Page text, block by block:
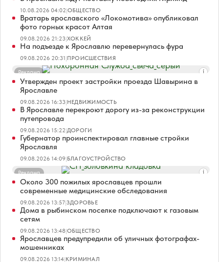
10.08.2026 04:02|ОБЩЕСТВО
Вратарь ярославского «Локомотива» опубликовал
фото горных красот Алтая
09.08.2026 21:23|ХОККЕЙ
На подъезде к Ярославлю перевернулась фура
09.08.2026 20:31|ПРОИСШЕСТВИЯ
Реклама
Утвержден проект застройки проезда Шавырина в
Ярославле
09.08.2026 16:33|НЕДВИЖИМОСТЬ
В Ярославле перекроют дорогу из-за реконструкции
путепровода
09.08.2026 15:22|ДОРОГИ
Губернатор проинспектировал главные стройки
Ярославля
09.08.2026 14:09|БЛАГОУСТРОЙСТВО
Реклама
Около 300 пожилых ярославцев прошли
современные медицинские обследования
09.08.2026 13:57|ЗДОРОВЬЕ
Дома в рыбинском поселке подключают к газовым
сетям
09.08.2026 13:48|ОБЩЕСТВО
Ярославцев предупредили об уличных фотографах-
мошенниках
09.08.2026 13:14|КРИМИНАЛ